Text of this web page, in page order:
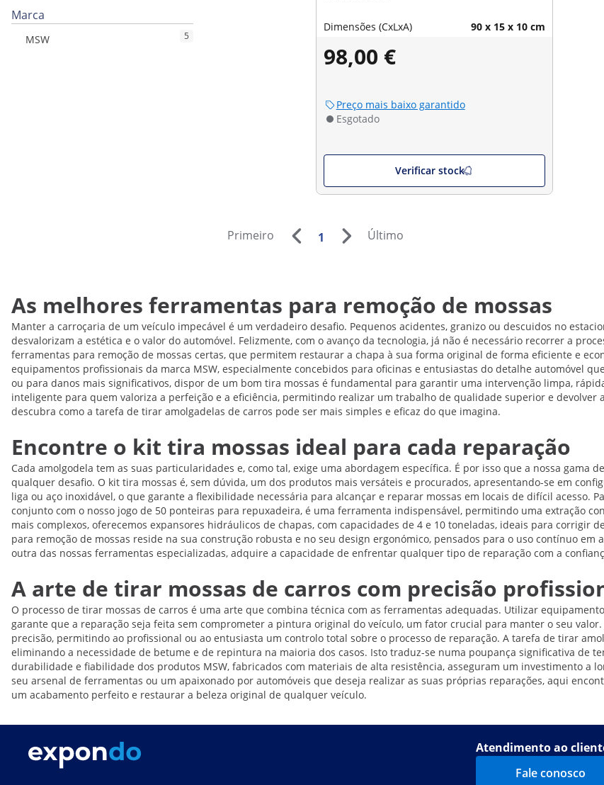
Marca
MSW 5
Dimensões (CxLxA) 90 x 15 x 10 cm
98,00 €
Preço mais baixo garantido
Esgotado
Verificar stock
Primeiro 1 Último
As melhores ferramentas para remoção de mossas
Manter a carroçaria de um veículo impecável é um verdadeiro desafio. Pequenos acidentes, granizo ou descuidos no
desvalorizam a estética e o valor do automóvel. Felizmente, com o avanço da tecnologia, já não é necessário recorrer a
ferramentas para remoção de mossas certas, que permitem restaurar a chapa à sua forma original de forma eficiente e
equipamentos profissionais da marca MSW, especialmente concebidos para oficinas e entusiastas do detalhe automóvel
ou para danos mais significativos, dispor de um bom tira mossas é fundamental para garantir uma intervenção limpa,
inteligente para quem valoriza a perfeição e a eficiência, permitindo realizar um trabalho de qualidade superior e devolver
descubra como a tarefa de tirar amolgadelas de carros pode ser mais simples e eficaz do que imagina.
Encontre o kit tira mossas ideal para cada reparação
Cada amolgodela tem as suas particularidades e, como tal, exige uma abordagem específica. É por isso que a nossa gama
qualquer desafio. O kit tira mossas é, sem dúvida, um dos produtos mais versáteis e procurados, apresentando-se em
liga ou aço inoxidável, o que garante a flexibilidade necessária para alcançar e reparar mossas em locais de difícil acesso.
conjunto com o nosso jogo de 50 ponteiras para repuxadeira, é uma ferramenta indispensável, permitindo uma extração
mais complexos, oferecemos expansores hidráulicos de chapas, com capacidades de 4 e 10 toneladas, ideais para corrigir
para remoção de mossas reside na sua construção robusta e no seu design ergonómico, pensados para o uso contínuo
outra das nossas ferramentas especializadas, adquire a capacidade de enfrentar qualquer tipo de reparação com a
A arte de tirar mossas de carros com precisão
O processo de tirar mossas de carros é uma arte que combina técnica com as ferramentas adequadas. Utilizar
garante que a reparação seja feita sem comprometer a pintura original do veículo, um fator crucial para manter o seu
precisão, permitindo ao profissional ou ao entusiasta um controlo total sobre o processo de reparação. A tarefa de tirar
eliminando a necessidade de betume e de repintura na maioria dos casos. Isto traduz-se numa poupança significativa de
durabilidade e fiabilidade dos produtos MSW, fabricados com materiais de alta resistência, asseguram um investimento a
seu arsenal de ferramentas ou um apaixonado por automóveis que deseja realizar as suas próprias reparações, aqui
um acabamento perfeito e restaurar a beleza original de qualquer veículo.
Atendimento ao
Fale conosco